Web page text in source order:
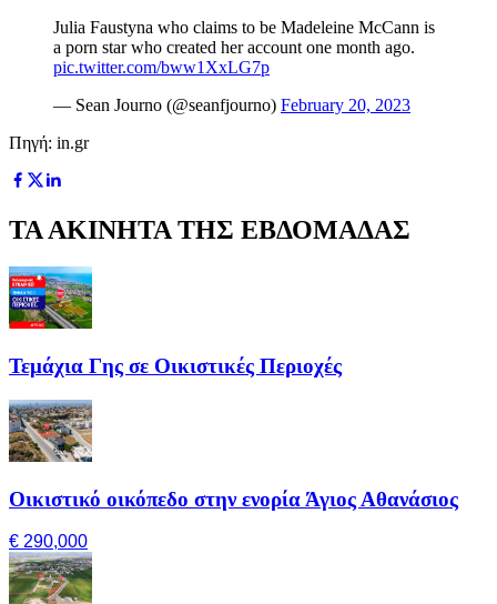
Julia Faustyna who claims to be Madeleine McCann is
a porn star who created her account one month ago.
pic.twitter.com/bww1XxLG7p
— Sean Journo (@seanfjourno) February 20, 2023
Πηγή: in.gr
ΤΑ ΑΚΙΝΗΤΑ ΤΗΣ ΕΒΔΟΜΑΔΑΣ
Τεμάχια Γης σε Οικιστικές Περιοχές
Οικιστικό οικόπεδο στην ενορία Άγιος Αθανάσιος
€ 290,000